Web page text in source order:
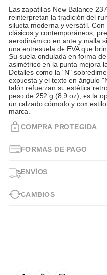
Las zapatillas New Balance
reinterpretan la tradición del
silueta moderna y versátil.
clásicos y contemporáneos,
aerodinámico en ante y malla
una entresuela de EVA que
Su suela ondulada en forma
asimétrico en la punta mejora
Detalles como la "N"
expuesta y el texto en ángulo
talón refuerzan su estética
peso de 252 g (8,9 oz), es la
un calzado cómodo y con
marca.
COMPRA PROTEGIDA
FORMAS DE PAGO
ENVÍOS
CAMBIOS